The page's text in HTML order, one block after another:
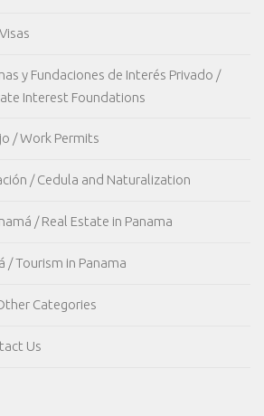
y Fundaciones de Interés Privado /
Interest Foundations
/ Work Permits
/ Cedula and Naturalization
/ Real Estate in Panama
/ Tourism in Panama
Categories
Us